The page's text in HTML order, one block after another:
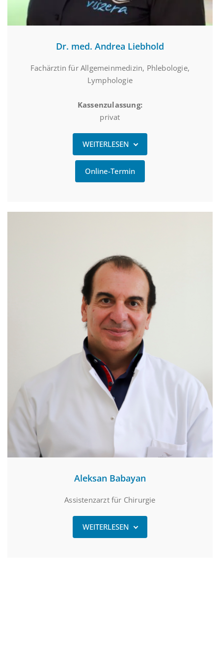
Dr. med. Andrea Liebhold
Fachärztin für Allgemeinmedizin, Phlebologie,
Lymphologie
Kassenzulassung:
privat
WEITERLESEN
Online-Termin
Aleksan Babayan
Assistenzarzt für Chirurgie
WEITERLESEN